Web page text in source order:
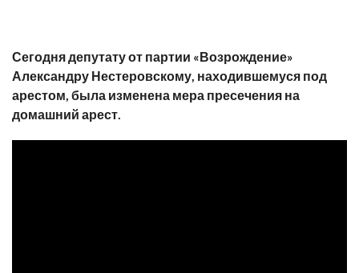
Сегодня депутату от партии «Возрождение»
Александру Нестеровскому, находившемуся под
арестом, была изменена мера пресечения на
домашний арест.